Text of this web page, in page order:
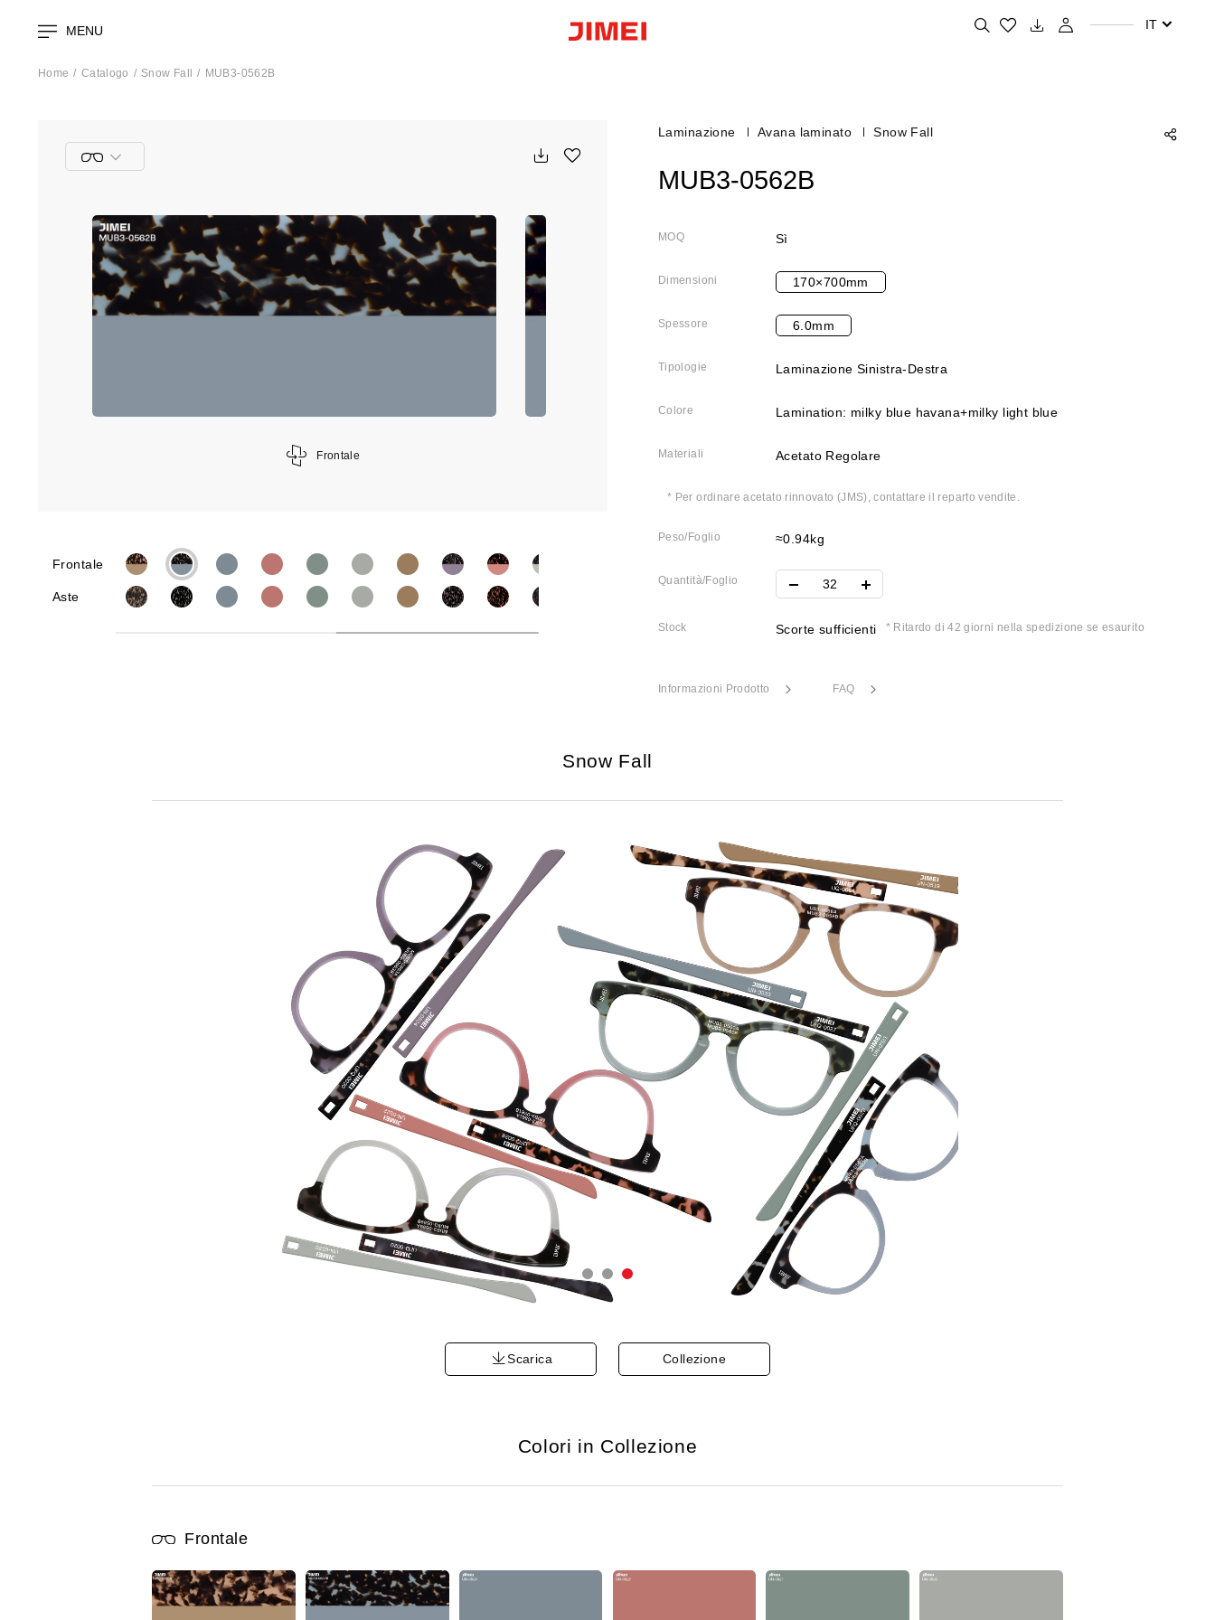
MENU Cerca i tuoi prodotti preferiti
IT
Home Catalogo Snow Fall MUB3-0562B
Frontale
Frontale
Aste
Laminazione Avana laminato Snow Fall
MUB3-0562B
MOQ Sì
Dimensioni 170×700mm
Spessore 6.0mm
Tipologie Laminazione Sinistra-Destra
Colore Lamination: milky blue havana+milky light blue
Materiali Acetato Regolare
* Per ordinare acetato rinnovato (JMS), contattare il reparto vendite.
Peso/Foglio ≈0.94kg
Quantità/Foglio
Stock Scorte sufficienti * Ritardo di 42 giorni nella spedizione se esaurito
Informazioni Prodotto FAQ
Snow Fall
Scarica Collezione
Colori in Collezione
Frontale